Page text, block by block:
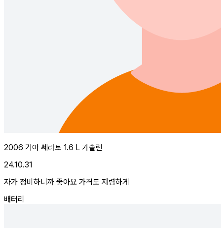
2006 기아 쎄라토 1.6 L 가솔린
24.10.31
자가 정비하니까 좋아요 가격도 저렴하게
배터리